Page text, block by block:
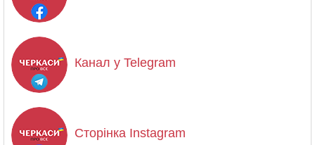
Канал у Telegram
Сторінка Instagram